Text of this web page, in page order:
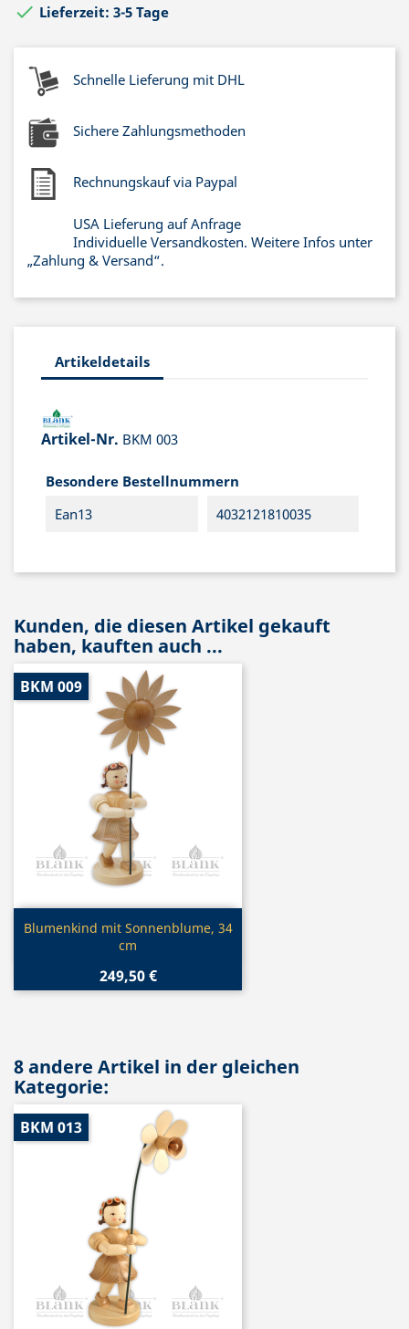
 Lieferzeit: 3-5 Tage
Schnelle Lieferung mit DHL
Sichere Zahlungsmethoden
Rechnungskauf via Paypal
USA Lieferung auf Anfrage
Individuelle Versandkosten. Weitere Infos unter
„Zahlung & Versand“.
Artikeldetails
Artikel-Nr. BKM 003
Besondere Bestellnummern
Ean13
4032121810035
Kunden, die diesen Artikel gekauft
haben, kauften auch ...
Vorschau
Blumenkind mit Sonnenblume, 34
cm
249,50 €
BKM 009
8 andere Artikel in der gleichen
Kategorie:
BKM 013